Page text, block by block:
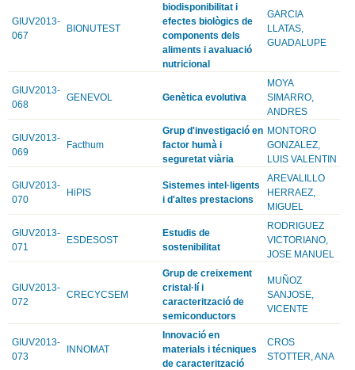
GIUV2013-
067
BIONUTEST
biodisponibilitat i
efectes biològics de
components dels
aliments i avaluació
nutricional
GARCIA
LLATAS,
GUADALUPE
GIUV2013-
068
GENEVOL Genètica evolutiva
MOYA
SIMARRO,
ANDRES
GIUV2013-
069
Facthum
Grup d'investigació en
factor humà i
seguretat viària
MONTORO
GONZALEZ,
LUIS VALENTIN
GIUV2013-
070
HiPIS
Sistemes intel·ligents
i d'altes prestacions
AREVALILLO
HERRAEZ,
MIGUEL
GIUV2013-
071
ESDESOST
Estudis de
sostenibilitat
RODRIGUEZ
VICTORIANO,
JOSE MANUEL
GIUV2013-
072
CRECYCSEM
Grup de creixement
cristal·lí i
caracterització de
semiconductors
MUÑOZ
SANJOSE,
VICENTE
GIUV2013-
073
INNOMAT
Innovació en
materials i técniques
de caracterització
CROS
STOTTER, ANA